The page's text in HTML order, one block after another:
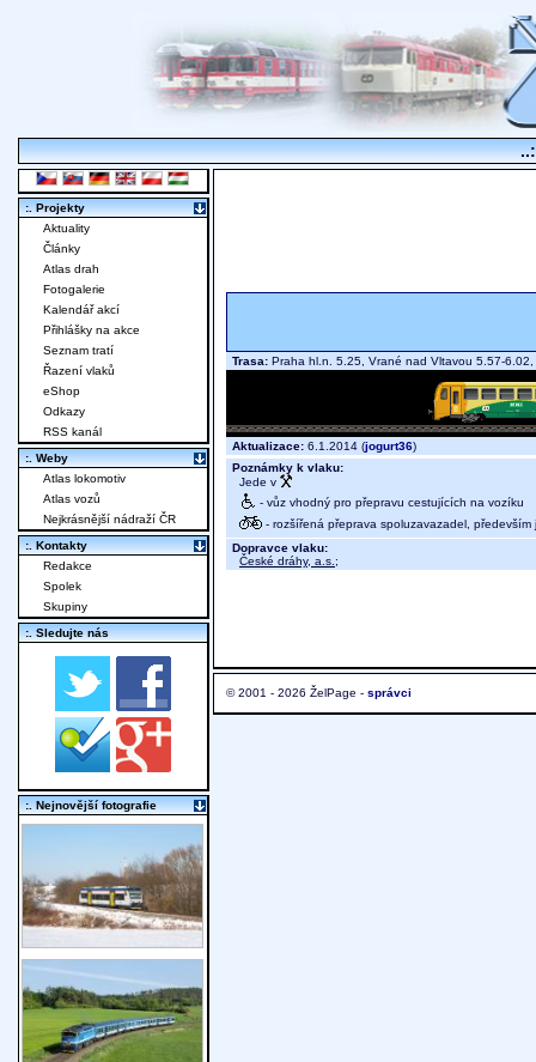
Trasa: Praha hl.n. 5.25, Vrané nad Vltavou 5.57-
Aktualizace: 6.1.2014 (jogurt36)
Poznámky k vlaku:
Jede v
- vůz vhodný pro přepravu cestujících na vozíku
- rozšířená přeprava spoluzavazadel, především
Dopravce vlaku:
České dráhy, a.s. ;
© 2001 - 2026 ŽelPage - správci
:. Projekty
Aktuality
Články
Atlas drah
Fotogalerie
Kalendář akcí
Přihlášky na akce
Seznam tratí
Řazení vlaků
eShop
Odkazy
RSS kanál
:. Weby
Atlas lokomotiv
Atlas vozů
Nejkrásnější nádraží ČR
:. Kontakty
Redakce
Spolek
Skupiny
:. Sledujte nás
:. Nejnovější fotografie